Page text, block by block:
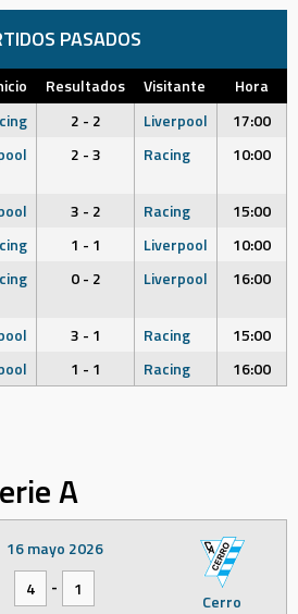
PASADOS
Resultados Visitante
Hora
2 - 2 Liverpool
17:00
2 - 3 Racing 10:00
3 - 2 Racing
15:00
1 - 1 Liverpool
10:00
0 - 2 Liverpool 16:00
3 - 1 Racing
15:00
1 - 1 Racing 16:00
A
Cerro
16 mayo 2026
4
-
1